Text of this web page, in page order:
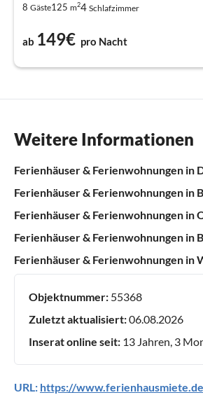
8 Gäste125 m24 Schlafzimmer
ab 149€ pro Nacht
Weitere Informationen
Ferienhäuser & Ferienwohnungen in
Ferienhäuser & Ferienwohnungen in
Ferienhäuser & Ferienwohnungen in
Ferienhäuser & Ferienwohnungen in
Ferienhäuser & Ferienwohnungen in
Objektnummer: 55368
Zuletzt aktualisiert:06.08.2026
Inserat online seit: 13 Jahren, 3
URL: https://